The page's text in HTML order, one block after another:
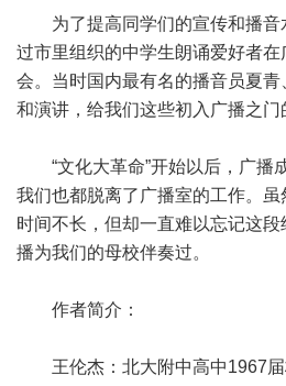
为了提高同学们的宣传和播音
过市里组织的中学生朗诵爱好者
会。当时国内最有名的播音员夏
和演讲，给我们这些初入广播之门
“文化大革命”开始以后，广播
我们也都脱离了广播室的工作。
时间不长，但却一直难以忘记这
播为我们的母校伴奏过。
作者简介：
王伦杰：北大附中高中1967届